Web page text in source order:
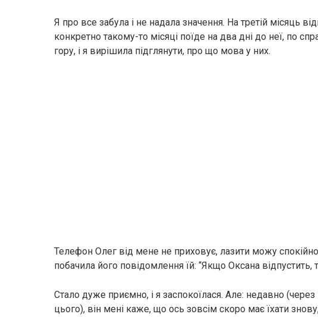
Я про все забула і не надала значення. На третій місяць
конкретно такому-то місяці поїде на два дні до неї, по
гору, і я вирішила підглянути, про що мова у них.
Телефон Олег від мене не приховує, лазити можу
побачила його повідомлення їй: “Якщо Оксана відпустить,
Стало дуже приємно, і я заспокоїлася. Але: недавно
цього), він мені каже, що ось зовсім скоро має їхати